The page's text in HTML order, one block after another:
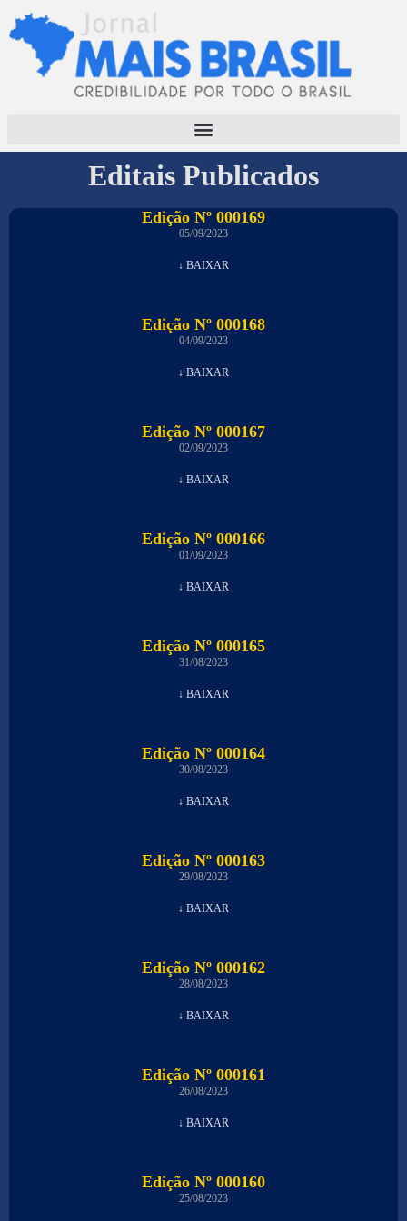
Editais Publicados
Edição Nº 000169
05/09/2023
↓ BAIXAR
Edição Nº 000168
04/09/2023
↓ BAIXAR
Edição Nº 000167
02/09/2023
↓ BAIXAR
Edição Nº 000166
01/09/2023
↓ BAIXAR
Edição Nº 000165
31/08/2023
↓ BAIXAR
Edição Nº 000164
30/08/2023
↓ BAIXAR
Edição Nº 000163
29/08/2023
↓ BAIXAR
Edição Nº 000162
28/08/2023
↓ BAIXAR
Edição Nº 000161
26/08/2023
↓ BAIXAR
Edição Nº 000160
25/08/2023